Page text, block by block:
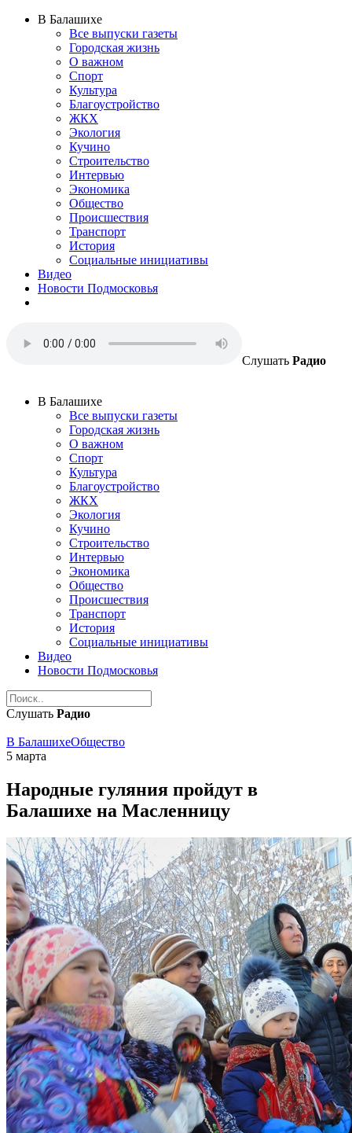
В Балашихе
Все выпуски газеты
Городская жизнь
О важном
Спорт
Культура
Благоустройство
ЖКХ
Экология
Кучино
Строительство
Интервью
Экономика
Общество
Происшествия
Транспорт
История
Социальные инициативы
Видео
Новости Подмосковья
Слушать Радио
В Балашихе
Все выпуски газеты
Городская жизнь
О важном
Спорт
Культура
Благоустройство
ЖКХ
Экология
Кучино
Строительство
Интервью
Экономика
Общество
Происшествия
Транспорт
История
Социальные инициативы
Видео
Новости Подмосковья
Слушать Радио
В БалашихеОбщество
5 марта
Народные гуляния пройдут в
Балашихе на Масленницу